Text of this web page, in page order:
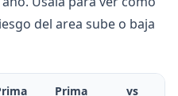
del area sube o baja
Prima vs